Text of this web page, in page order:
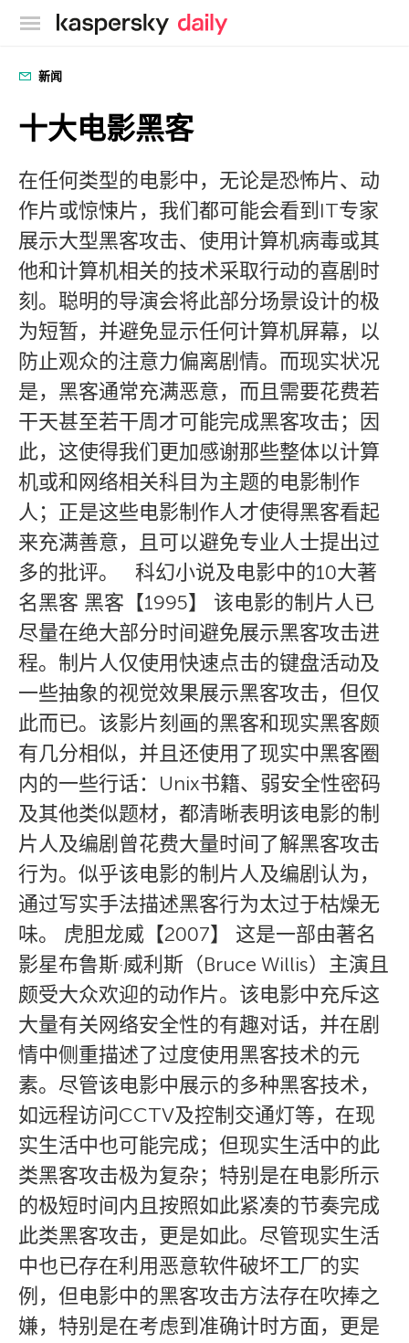
卡巴斯基官方博客
新闻
十大电影黑客
在任何类型的电影中，无论是恐怖片、动
作片或惊悚片，我们都可能会看到IT专家
展示大型黑客攻击、使用计算机病毒或其
他和计算机相关的技术采取行动的喜剧时
刻。聪明的导演会将此部分场景设计的极
为短暂，并避免显示任何计算机屏幕，以
防止观众的注意力偏离剧情。而现实状况
是，黑客通常充满恶意，而且需要花费若
干天甚至若干周才可能完成黑客攻击；因
此，这使得我们更加感谢那些整体以计算
机或和网络相关科目为主题的电影制作
人；正是这些电影制作人才使得黑客看起
来充满善意，且可以避免专业人士提出过
多的批评。 科幻小说及电影中的10大著
名黑客 黑客【1995】 该电影的制片人已
尽量在绝大部分时间避免展示黑客攻击进
程。制片人仅使用快速点击的键盘活动及
一些抽象的视觉效果展示黑客攻击，但仅
此而已。该影片刻画的黑客和现实黑客颇
有几分相似，并且还使用了现实中黑客圈
内的一些行话：Unix书籍、弱安全性密码
及其他类似题材，都清晰表明该电影的制
片人及编剧曾花费大量时间了解黑客攻击
行为。似乎该电影的制片人及编剧认为，
通过写实手法描述黑客行为太过于枯燥无
味。 虎胆龙威【2007】 这是一部由著名
影星布鲁斯·威利斯（Bruce Willis）主演且
颇受大众欢迎的动作片。该电影中充斥这
大量有关网络安全性的有趣对话，并在剧
情中侧重描述了过度使用黑客技术的元
素。尽管该电影中展示的多种黑客技术，
如远程访问CCTV及控制交通灯等，在现
实生活中也可能完成；但现实生活中的此
类黑客攻击极为复杂；特别是在电影所示
的极短时间内且按照如此紧凑的节奏完成
此类黑客攻击，更是如此。尽管现实生活
中也已存在利用恶意软件破坏工厂的实
例，但电影中的黑客攻击方法存在吹捧之
嫌，特别是在考虑到准确计时方面，更是